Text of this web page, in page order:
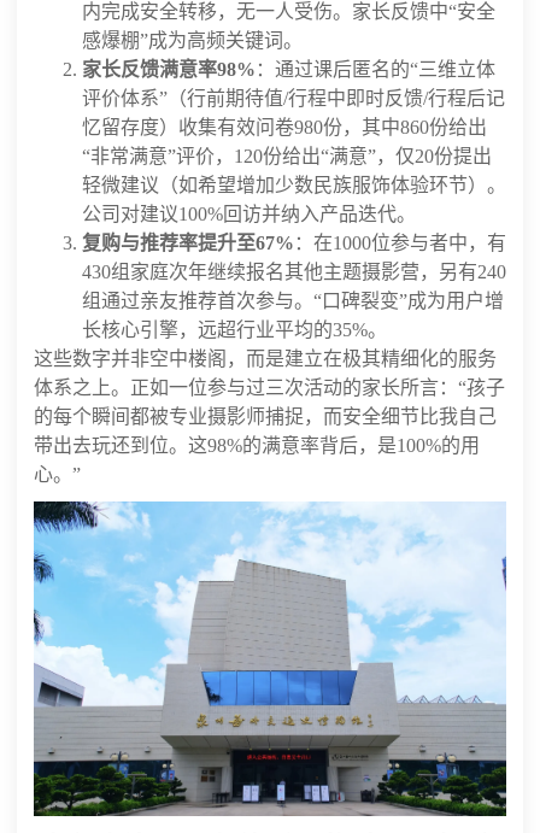
内完成安全转移，无一人受伤。家长反馈中“安全
感爆棚”成为高频关键词。
家长反馈满意率98% ：通过课后匿名的“三维立体
评价体系”（行前期待值/行程中即时反馈/行程后记
忆留存度）收集有效问卷980份，其中860份给出
“非常满意”评价，120份给出“满意”，仅20份提出
轻微建议（如希望增加少数民族服饰体验环节）。
公司对建议100%回访并纳入产品迭代。
复购与推荐率提升至67% ：在1000位参与者中，有
430组家庭次年继续报名其他主题摄影营，另有240
组通过亲友推荐首次参与。“口碑裂变”成为用户增
长核心引擎，远超行业平均的35%。
这些数字并非空中楼阁，而是建立在极其精细化的服务
体系之上。正如一位参与过三次活动的家长所言：“孩子
的每个瞬间都被专业摄影师捕捉，而安全细节比我自己
带出去玩还到位。这98%的满意率背后，是100%的用
心。”